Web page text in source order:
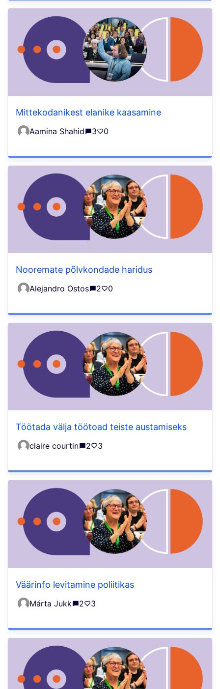
Mittekodanikest elanike kaasamine
Aamina Shahid 3 0
Nooremate põlvkondade haridus
Alejandro Ostos 2 0
Töötada välja töötoad teiste austamiseks
claire courtin 2 3
Väärinfo levitamine poliitikas
Márta Jukk 2 3